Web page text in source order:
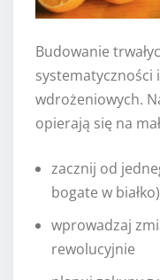
Budowanie
wdrożeniowych.
opierają się na
zacznij od
bogate w białko)
wprowadzaj
rewolucyjnie